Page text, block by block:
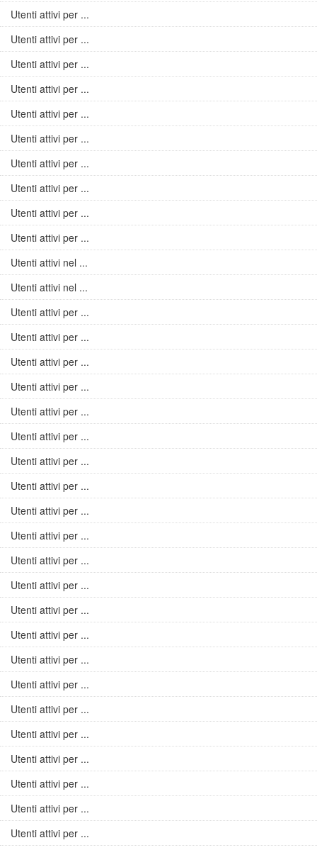
Utenti attivi per ...
Utenti attivi per ...
Utenti attivi per ...
Utenti attivi per ...
Utenti attivi per ...
Utenti attivi per ...
Utenti attivi per ...
Utenti attivi per ...
Utenti attivi per ...
Utenti attivi per ...
Utenti attivi nel ...
Utenti attivi nel ...
Utenti attivi per ...
Utenti attivi per ...
Utenti attivi per ...
Utenti attivi per ...
Utenti attivi per ...
Utenti attivi per ...
Utenti attivi per ...
Utenti attivi per ...
Utenti attivi per ...
Utenti attivi per ...
Utenti attivi per ...
Utenti attivi per ...
Utenti attivi per ...
Utenti attivi per ...
Utenti attivi per ...
Utenti attivi per ...
Utenti attivi per ...
Utenti attivi per ...
Utenti attivi per ...
Utenti attivi per ...
Utenti attivi per ...
Utenti attivi per ...